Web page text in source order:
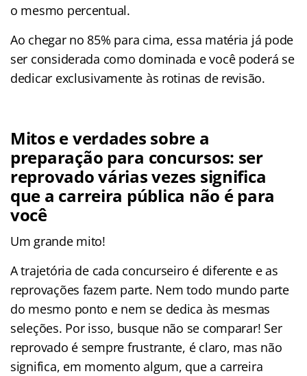
o mesmo percentual.
Ao chegar no 85% para cima, essa matéria já pode
ser considerada como dominada e você poderá se
dedicar exclusivamente às rotinas de revisão.
Mitos e verdades sobre a
preparação para concursos: ser
reprovado várias vezes significa
que a carreira pública não é para
você
Um grande mito!
A trajetória de cada concurseiro é diferente e as
reprovações fazem parte. Nem todo mundo parte
do mesmo ponto e nem se dedica às mesmas
seleções. Por isso, busque não se comparar! Ser
reprovado é sempre frustrante, é claro, mas não
significa, em momento algum, que a carreira